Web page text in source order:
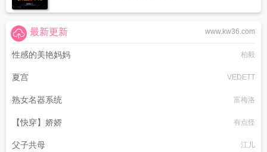
www.kw36.com
最新更新
性感的美艳妈妈 柏毅
夏宫 VEDETT
熟女名器系统 富梅洛
【快穿】娇娇 有点怪
父子共母 江儿